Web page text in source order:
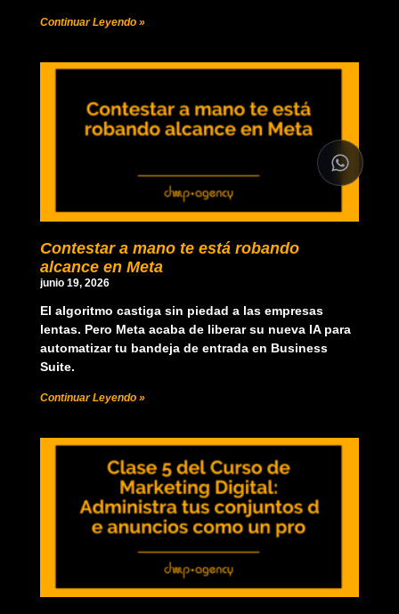
Continuar Leyendo »
Contestar a mano te está robando
alcance en Meta
junio 19, 2026
El algoritmo castiga sin piedad a las empresas
lentas. Pero Meta acaba de liberar su nueva IA para
automatizar tu bandeja de entrada en Business
Suite.
Continuar Leyendo »